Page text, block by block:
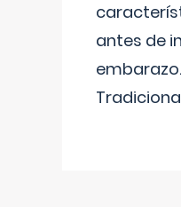
antes de
embarazo.